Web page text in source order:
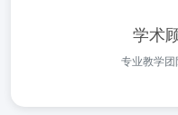
学术
专业教学